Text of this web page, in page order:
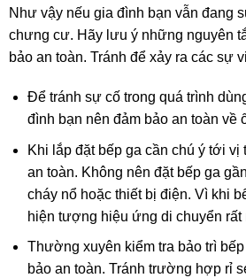
Như vậy nếu gia đình bạn vẫn đang
chưng cư. Hãy lưu ý những nguyên
bảo an toàn. Tránh để xảy ra các sự
Để tránh sự cố trong quá trình
đình bạn nên đảm bảo an toàn về
Khi lắp đặt bếp ga cần chú ý tới vị
an toàn. Không nên đặt bếp ga
cháy nổ hoặc thiết bị điện. Vì khi
hiện tượng hiệu ứng di chuyển rất
Thường xuyên kiểm tra bảo trì
bảo an toàn. Tránh trường hợp rỉ